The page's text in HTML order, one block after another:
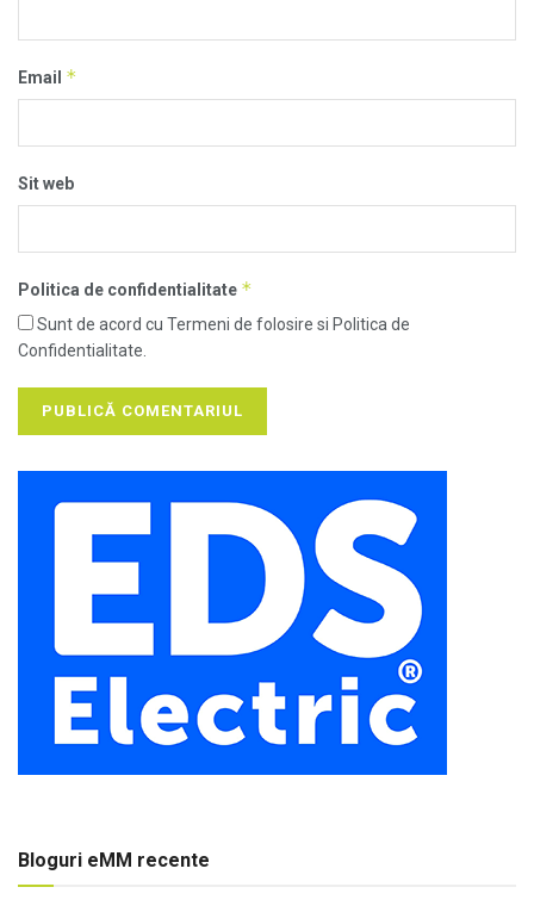
Email *
Sit web
Politica de confidentialitate *
Sunt de acord cu Termeni de folosire si Politica de
Confidentialitate.
Bloguri eMM recente